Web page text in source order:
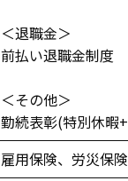
＜退職金＞
前払い退職金制度
＜その他＞
勤続表彰(特別休暇
雇用保険、労災保